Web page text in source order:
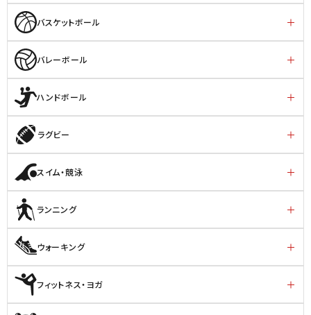
バスケットボール
バレーボール
ハンドボール
ラグビー
スイム・競泳
ランニング
ウォーキング
フィットネス・ヨガ